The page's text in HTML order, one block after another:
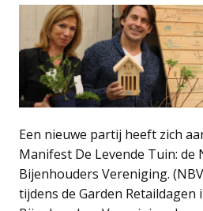
Een nieuwe partij heeft zich
Manifest De Levende Tuin: de
Bijenhouders Vereniging.
tijdens de Garden Retaildagen